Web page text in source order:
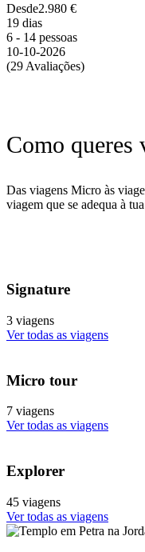
Desde2.980 €
19 dias
6 - 14 pessoas
10-10-2026
(29 Avaliações)
Como queres
Das viagens Micro às
viagem que se adequa à
Signature
3 viagens
Ver todas as viagens
Micro tour
7 viagens
Ver todas as viagens
Explorer
45 viagens
Ver todas as viagens